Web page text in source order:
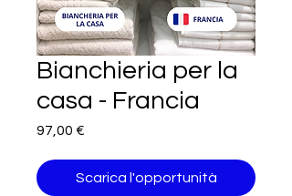
Bianchieria per la
casa - Francia
97,00 €
Scarica l'opportunità